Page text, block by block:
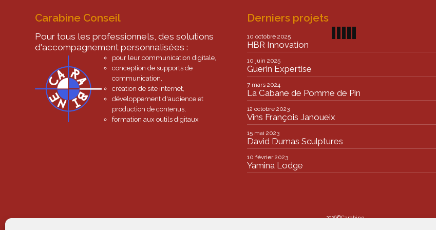
Carabine Conseil
Pour tous les professionnels, des solutions
d'accompagnement personnalisées :
pour leur communication digitale,
conception de supports de
communication,
création de site internet,
développement d'audience et
production de contenus,
formation aux outils digitaux
Derniers projets
10 octobre 2025
HBR Innovation
10 juin 2025
Guerin Expertise
7 mars 2024
La Cabane de Pomme de Pin
12 octobre 2023
Vins François Janoueix
15 mai 2023
David Dumas Sculptures
10 février 2023
Yamina Lodge
2026©Carabine